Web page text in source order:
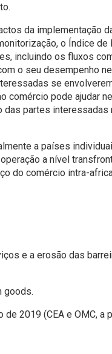
da implementação
o Índice de
incluindo os fluxos
o seu desempenho
se
comércio pode ajudar
partes interessadas
a países
a nível
do comércio intra-
e a erosão das
goods.
2019 (CEA e OMC, a